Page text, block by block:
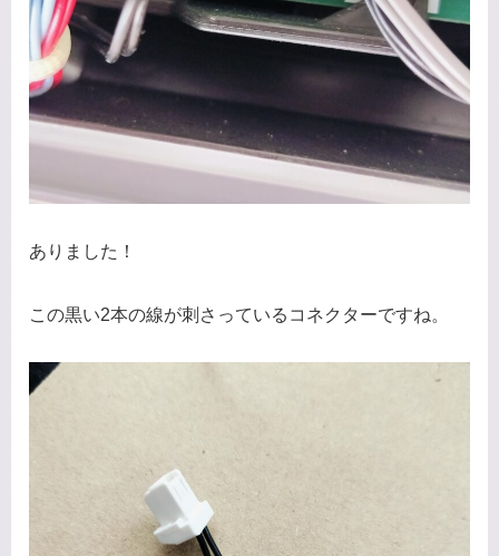
ありました！
この黒い2本の線が刺さっているコネクターですね。